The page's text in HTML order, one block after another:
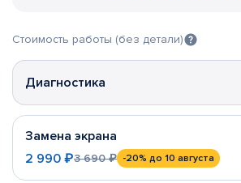
Стоимость работы (без детали)
Диагностика
Замена экрана
2 990 ₽3 690 ₽ -20% до 10 августа